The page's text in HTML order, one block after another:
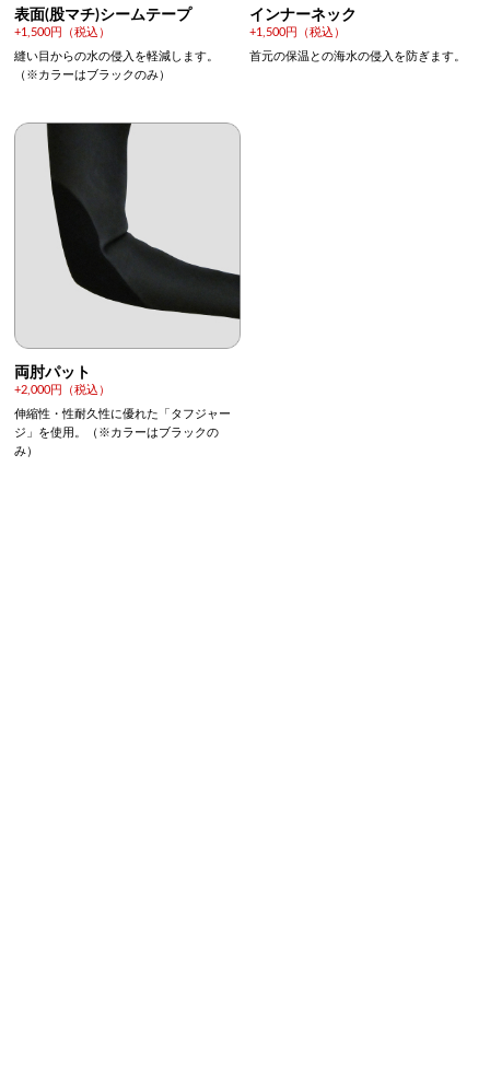
表面(股マチ)シームテープ
+1,500円（税込）
縫い目からの水の侵入を軽減します。
（※カラーはブラックのみ）
インナーネック
+1,500円（税込）
首元の保温との海水の侵入を防ぎます。
両肘パット
+2,000円（税込）
伸縮性・性耐久性に優れた「タフジャー
ジ」を使用。（※カラーはブラックの
み）